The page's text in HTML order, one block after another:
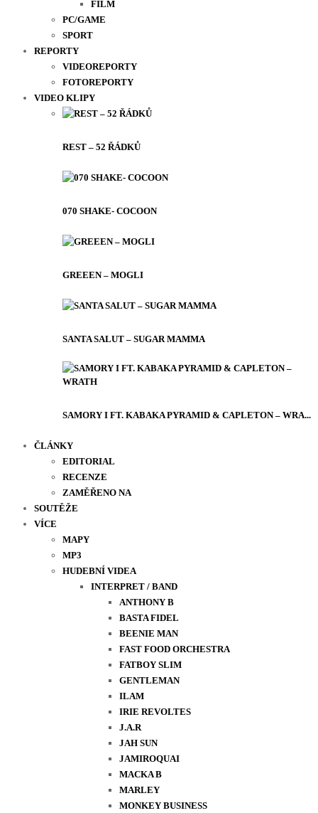
FILM
PC/GAME
SPORT
REPORTY
VIDEOREPORTY
FOTOREPORTY
VIDEO KLIPY
REST – 52 ŘÁDKŮ
070 SHAKE- COCOON
GREEEN – MOGLI
SANTA SALUT – SUGAR MAMMA
SAMORY I FT. KABAKA PYRAMID & CAPLETON – WRA...
ČLÁNKY
EDITORIAL
RECENZE
ZAMĚŘENO NA
SOUTĚŽE
VÍCE
MAPY
MP3
HUDEBNÍ VIDEA
INTERPRET / BAND
ANTHONY B
BASTA FIDEL
BEENIE MAN
FAST FOOD ORCHESTRA
FATBOY SLIM
GENTLEMAN
ILAM
IRIE REVOLTES
J.A.R
JAH SUN
JAMIROQUAI
MACKA B
MARLEY
MONKEY BUSINESS